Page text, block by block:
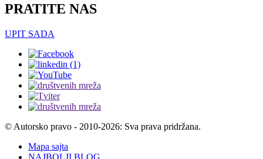
PRATITE NAS
UPIT SADA
© Autorsko pravo - 2010-2026: Sva prava pridržana.
Mapa sajta
NAJBOLJI BLOG